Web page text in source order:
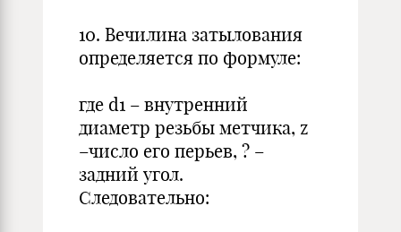
10. Вечилина затылования
определяется по формуле:
где d1 – внутренний
диаметр резьбы метчика, z
–число его перьев, ? –
задний угол.
Следовательно: